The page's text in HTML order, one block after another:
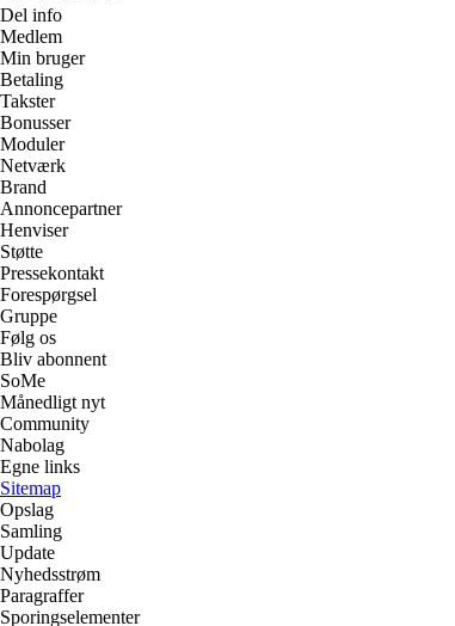
Del info
Medlem
Min bruger
Betaling
Takster
Bonusser
Moduler
Netværk
Brand
Annoncepartner
Henviser
Støtte
Pressekontakt
Forespørgsel
Gruppe
Følg os
Bliv abonnent
SoMe
Månedligt nyt
Community
Nabolag
Egne links
Sitemap
Opslag
Samling
Update
Nyhedsstrøm
Paragraffer
Sporingselementer